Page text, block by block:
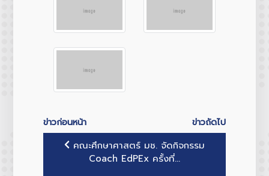
ข่าวก่อนหน้า
ข่าวถัดไป
คณะศึกษาศาสตร์ มช. จัดกิจกรรม
Coach EdPEx ครั้งที่...